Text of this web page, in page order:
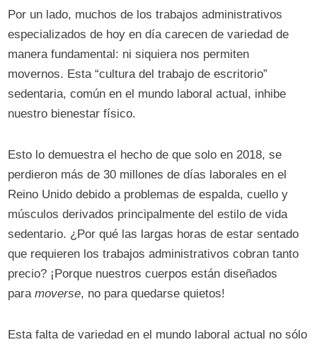
Por un lado, muchos de los trabajos administrativos
especializados de hoy en día carecen de variedad de
manera fundamental: ni siquiera nos permiten
movernos. Esta “cultura del trabajo de escritorio”
sedentaria, común en el mundo laboral actual, inhibe
nuestro bienestar físico.
Esto lo demuestra el hecho de que solo en 2018, se
perdieron más de 30 millones de días laborales en el
Reino Unido debido a problemas de espalda, cuello y
músculos derivados principalmente del estilo de vida
sedentario. ¿Por qué las largas horas de estar sentado
que requieren los trabajos administrativos cobran tanto
precio? ¡Porque nuestros cuerpos están diseñados
paramoverse, no para quedarse quietos!
Esta falta de variedad en el mundo laboral actual no sólo